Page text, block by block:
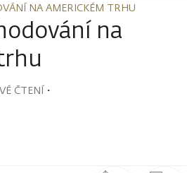
NA AMERICKÉM TRHU
na
ČTENÍ・